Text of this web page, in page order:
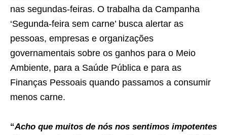
nas segundas-feiras. O trabalha da Campanha
‘Segunda-feira sem carne’ busca alertar as
pessoas, empresas e organizações
governamentais sobre os ganhos para o Meio
Ambiente, para a Saúde Pública e para as
Finanças Pessoais quando passamos a consumir
menos carne.
“Acho que muitos de nós nos sentimos impotentes